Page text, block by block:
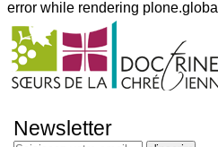
error while rendering
Outils
personnels
au
contenu.
Newsletter